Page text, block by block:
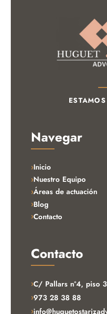
Navegar
Inicio
Nuestro Equipo
Áreas de actuación
Blog
Contacto
Contacto
›C/ Pallars nº4, piso
›973 28 38 88
›